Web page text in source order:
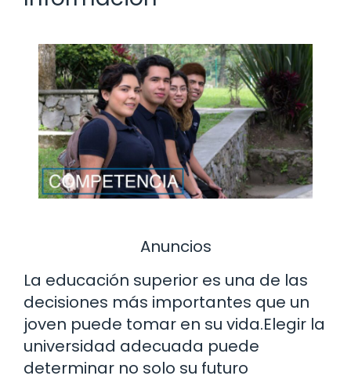
Anuncios
La educación superior es una de las
decisiones más importantes que un
joven puede tomar en su vida.Elegir la
universidad adecuada puede
determinar no solo su futuro